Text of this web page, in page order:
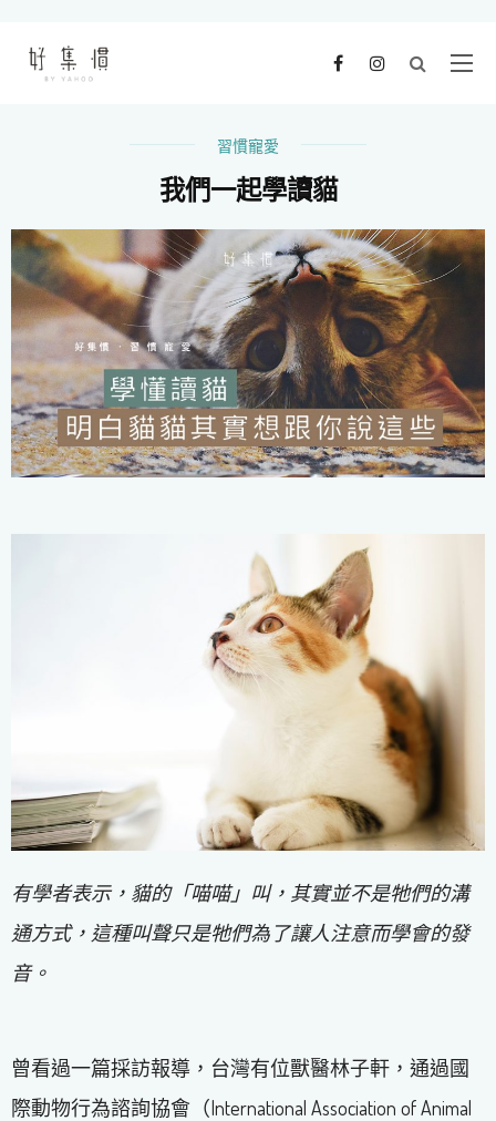
習慣寵愛
我們一起學讀貓
有學者表示，貓的「喵喵」叫，其實並不是牠們的溝
通方式，這種叫聲只是牠們為了讓人注意而學會的發
音。
曾看過一篇採訪報導，台灣有位獸醫林子軒，通過國
際動物行為諮詢協會（International Association of Animal